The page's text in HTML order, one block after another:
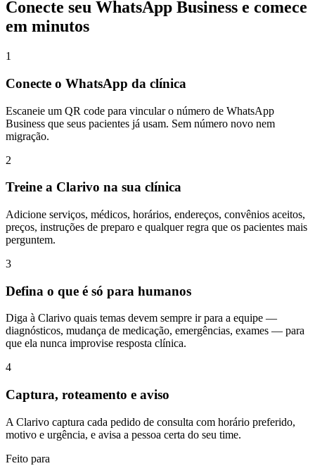
Conecte seu WhatsApp Business e comece
em minutos
1
Conecte o WhatsApp da clínica
Escaneie um QR code para vincular o número de WhatsApp
Business que seus pacientes já usam. Sem número novo nem
migração.
2
Treine a Clarivo na sua clínica
Adicione serviços, médicos, horários, endereços, convênios aceitos,
preços, instruções de preparo e qualquer regra que os pacientes mais
perguntem.
3
Defina o que é só para humanos
Diga à Clarivo quais temas devem sempre ir para a equipe —
diagnósticos, mudança de medicação, emergências, exames — para
que ela nunca improvise resposta clínica.
4
Captura, roteamento e aviso
A Clarivo captura cada pedido de consulta com horário preferido,
motivo e urgência, e avisa a pessoa certa do seu time.
Feito para